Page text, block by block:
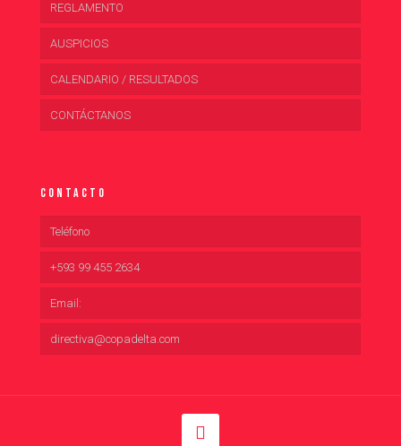
REGLAMENTO
AUSPICIOS
CALENDARIO / RESULTADOS
CONTÁCTANOS
Contacto
Teléfono
+593 99 455 2634
Email:
directiva@copadelta.com